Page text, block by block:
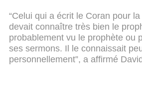
“Celui qui a écrit le Coran pour
devait connaître très bien le
probablement vu le prophète ou
ses sermons. Il le connaissait
personnellement”, a affirmé